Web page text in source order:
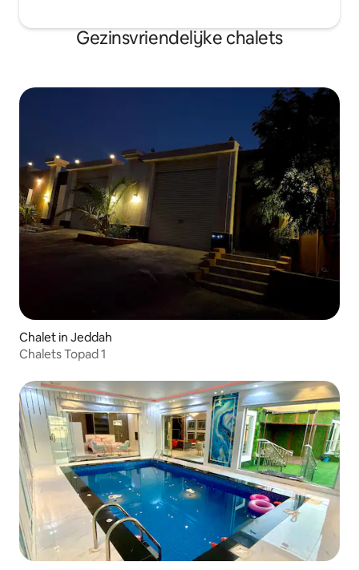
Gezinsvriendelijke chalets
Chalet in Jeddah
Chalets Topad 1